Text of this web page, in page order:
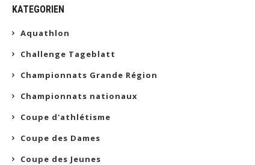
KATEGORIEN
Aquathlon
Challenge Tageblatt
Championnats Grande Région
Championnats nationaux
Coupe d'athlétisme
Coupe des Dames
Coupe des Jeunes